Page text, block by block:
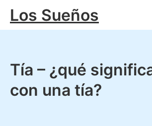
contenido
Los Sueños
Tía – ¿qué
con una tía?